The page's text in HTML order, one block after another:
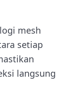
mesh
setiap
langsung